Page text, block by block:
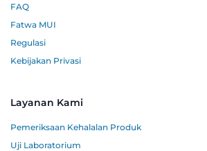
FAQ
Fatwa MUI
Regulasi
Kebijakan Privasi
Layanan Kami
Pemeriksaan Kehalalan Produk
Uji Laboratorium